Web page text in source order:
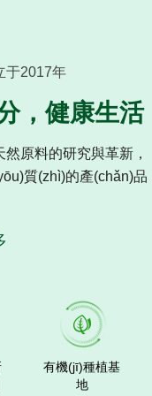
于2017年
，健康生活
原料的研究與革新，
質(zhì)的產(chǎn)品
有機(jī)種植基
地